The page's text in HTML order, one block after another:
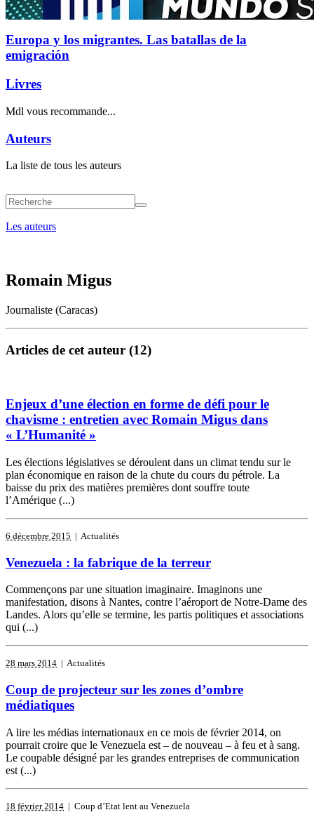
Europa y los migrantes. Las batallas de la
emigración
Livres
Mdl vous recommande...
Auteurs
La liste de tous les auteurs
Les auteurs
Romain Migus
Journaliste (Caracas)
Articles de cet auteur (12)
Enjeux d’une élection en forme de défi pour le
chavisme : entretien avec Romain Migus dans
« L’Humanité »
Les élections législatives se déroulent dans un climat tendu sur le
plan économique en raison de la chute du cours du pétrole. La
baisse du prix des matières premières dont souffre toute
l’Amérique (...)
6 décembre 2015 | Actualités
Venezuela : la fabrique de la terreur
Commençons par une situation imaginaire. Imaginons une
manifestation, disons à Nantes, contre l’aéroport de Notre-Dame des
Landes. Alors qu’elle se termine, les partis politiques et associations
qui (...)
28 mars 2014 | Actualités
Coup de projecteur sur les zones d’ombre
médiatiques
A lire les médias internationaux en ce mois de février 2014, on
pourrait croire que le Venezuela est – de nouveau – à feu et à sang.
Le coupable désigné par les grandes entreprises de communication
est (...)
18 février 2014 | Coup d’Etat lent au Venezuela